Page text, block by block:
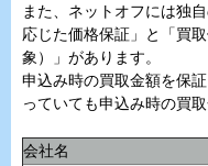
また、ネットオフには独
応じた価格保証」と「買
象）」があります。
申込み時の買取金額を保
っていても申込み時の買
会社名